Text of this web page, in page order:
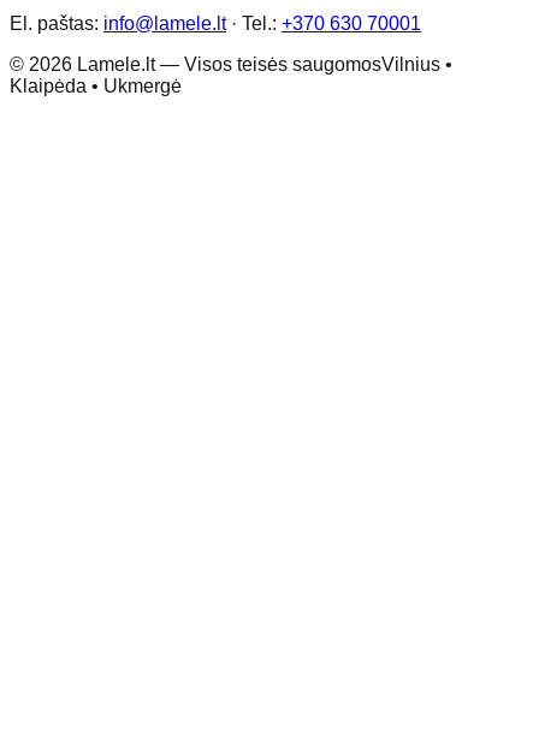
El. paštas: info@lamele.lt· Tel.: +370 630 70001
© 2026 Lamele.lt — Visos teisės saugomosVilnius •
Klaipėda • Ukmergė